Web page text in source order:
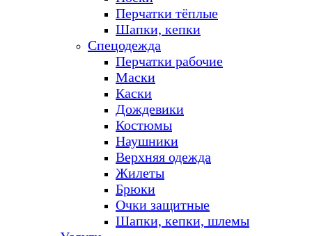
Перчатки тёплые
Шапки, кепки
Спецодежда
Перчатки рабочие
Маски
Каски
Дождевики
Костюмы
Наушники
Верхняя одежда
Жилеты
Брюки
Очки защитные
Шапки, кепки, шлемы